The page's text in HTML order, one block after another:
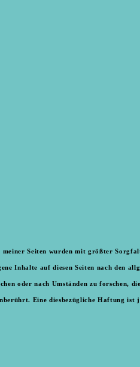
meiner Seiten wurden mit größter
Inhalte auf diesen Seiten nach den
oder nach Umständen zu forschen,
Eine diesbezügliche Haftung ist